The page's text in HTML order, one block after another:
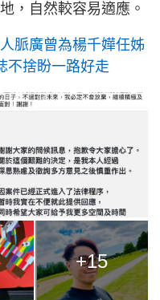
，自然較容易適應。
脈廣曾為楊千嬅任姊
不捨盼一路好走
+15